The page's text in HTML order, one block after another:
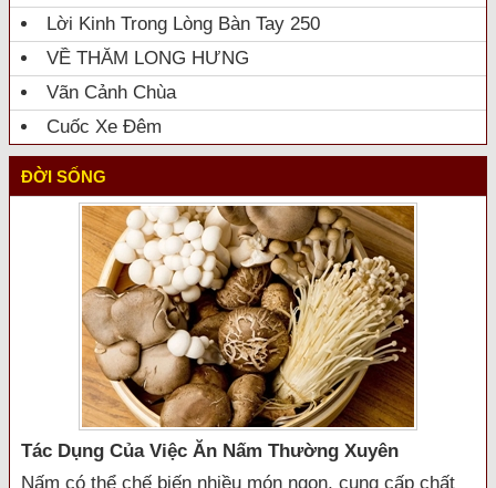
Lời Kinh Trong Lòng Bàn Tay 250
VỀ THĂM LONG HƯNG
Vãn Cảnh Chùa
Cuốc Xe Đêm
ĐỜI SỐNG
Tác Dụng Của Việc Ăn Nấm Thường Xuyên
Nấm có thể chế biến nhiều món ngon, cung cấp chất